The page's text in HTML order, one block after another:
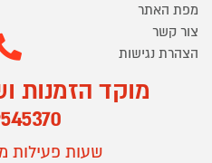
מפת האתר
צור קשר
הצהרת נגישות
מוקד הזמנות
שעות פעילות